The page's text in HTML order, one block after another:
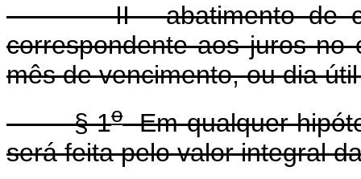
II - abatimento de
correspondente aos juros
mês de vencimento, ou dia
§ 1oEm qualquer
será feita pelo valor integral